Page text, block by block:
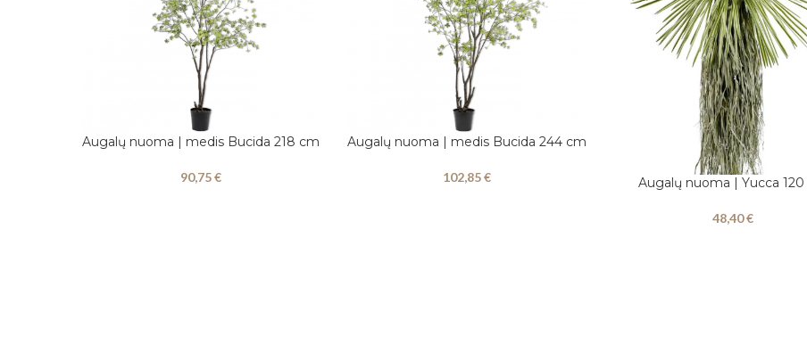
Į KREPŠELĮ
Augalų nuoma | medis Bucida 218 cm
90,75€
Į KREPŠELĮ
Augalų nuoma | medis Bucida 244 cm
102,85€ Į KREPŠELĮ
Augalų nuoma | Yucca
48,40€